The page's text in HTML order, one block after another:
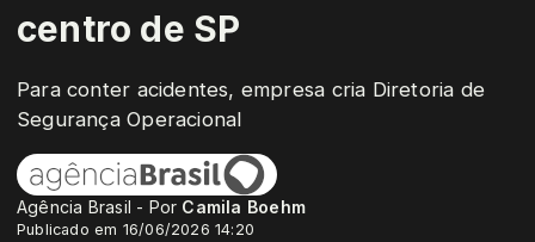
centro de SP
Para conter acidentes, empresa cria Diretoria de
Segurança Operacional
Agência Brasil - Por Camila Boehm
Publicado em 16/06/2026 14:20